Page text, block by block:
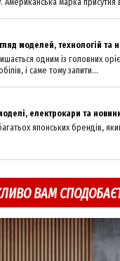
моделей, технологій та
одним із головних
і саме тому запити...
електрокари та
японських брендів,
ВАМ